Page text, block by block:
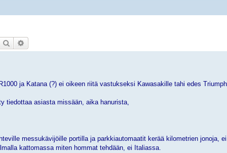
Etsi
ja Katana (?) ei oikeen riitä vastukseksi Kawasakille tahi edes
tiedottaa asiasta missään, aika hanurista,
messukävijöille portilla ja parkkiautomaatit kerää kilometrien jonoja,
kattomassa miten hommat tehdään, ei Italiassa.